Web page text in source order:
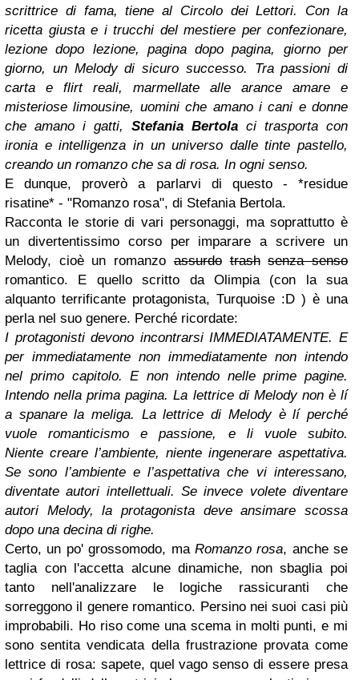
scrittrice di fama, tiene al Circolo dei Lettori. Con la
ricetta giusta e i trucchi del mestiere per confezionare,
lezione dopo lezione, pagina dopo pagina, giorno per
giorno, un Melody di sicuro successo. Tra passioni di
carta e flirt reali, marmellate alle arance amare e
misteriose limousine, uomini che amano i cani e donne
che amano i gatti, Stefania Bertola ci trasporta con
ironia e intelligenza in un universo dalle tinte pastello,
creando un romanzo che sa di rosa. In ogni senso.
E dunque, proverò a parlarvi di questo - *residue
risatine* - "Romanzo rosa", di Stefania Bertola.
Racconta le storie di vari personaggi, ma soprattutto è
un divertentissimo corso per imparare a scrivere un
Melody, cioè un romanzoassurdo trash senza senso
romantico. E quello scritto da Olimpia (con la sua
alquanto terrificante protagonista, Turquoise :D ) è una
perla nel suo genere. Perché ricordate:
I protagonisti devono incontrarsi IMMEDIATAMENTE. E
per immediatamente non immediatamente non intendo
nel primo capitolo. E non intendo nelle prime pagine.
Intendo nella prima pagina. La lettrice di Melody non è lí
a spanare la meliga. La lettrice di Melody è lí perché
vuole romanticismo e passione, e li vuole subito.
Niente creare l’ambiente, niente ingenerare aspettativa.
Se sono l’ambiente e l’aspettativa che vi interessano,
diventate autori intellettuali. Se invece volete diventare
autori Melody, la protagonista deve ansimare scossa
dopo una decina di righe.
Certo, un po' grossomodo, ma Romanzo rosa, anche se
taglia con l'accetta alcune dinamiche, non sbaglia poi
tanto nell'analizzare le logiche rassicuranti che
sorreggono il genere romantico. Persino nei suoi casi più
improbabili. Ho riso come una scema in molti punti, e mi
sono sentita vendicata della frustrazione provata come
lettrice di rosa: sapete, quel vago senso di essere presa